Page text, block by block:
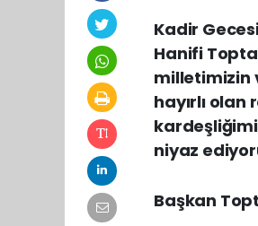
Kadir
Hanifi
milletimizin
hayırlı
niyaz
Başkan